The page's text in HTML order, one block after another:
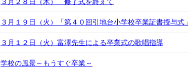
３月１９日（火）「第４０回引地台小学校卒業証書授与式」
３月１２日（火）富澤先生による卒業式の歌唱指導
学校の風景～もうすぐ卒業～